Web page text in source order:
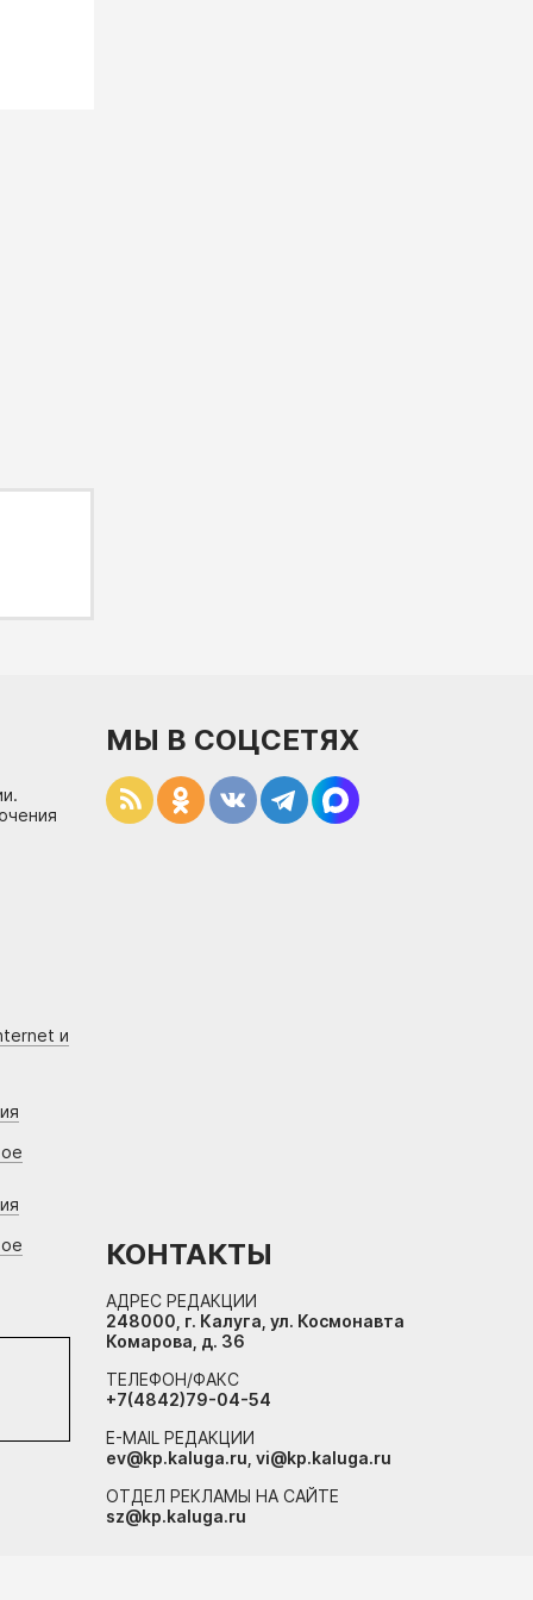
и
МЫ В СОЦСЕТЯХ
КОНТАКТЫ
АДРЕС РЕДАКЦИИ
248000, г. Калуга, ул. Космонавта
Комарова, д. 36
ТЕЛЕФОН/ФАКС
+7(4842)79-04-54
E-MAIL РЕДАКЦИИ
ev@kp.kaluga.ru, vi@kp.kaluga.ru
ОТДЕЛ РЕКЛАМЫ НА САЙТЕ
sz@kp.kaluga.ru